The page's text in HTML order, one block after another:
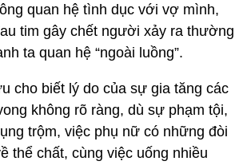
quan hệ tình dục với vợ mình,
tim gây chết người xảy ra thường
ta quan hệ “ngoài luồng”.
cho biết lý do của sự gia tăng các
không rõ ràng, dù sự phạm tội,
trộm, việc phụ nữ có những đòi
thể chất, cùng việc uống nhiều